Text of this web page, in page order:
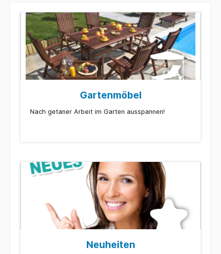
Gartenmöbel
Nach getaner Arbeit im Garten ausspannen!
Neuheiten